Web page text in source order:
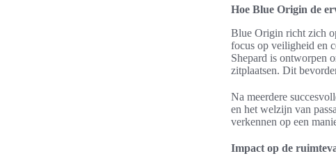
Hoe Blue Origin de
Blue Origin richt zich
focus op veiligheid en
Shepard is ontworpen
zitplaatsen. Dit
Na meerdere
en het welzijn van
verkennen op een
Impact op de